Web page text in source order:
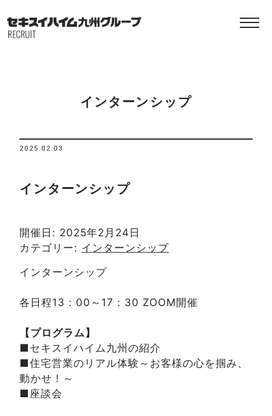
インターンシップ
2025.02.03
インターンシップ
開催日: 2025年2月24日
カテゴリー: インターンシップ
インターンシップ
各日程13：00～17：30 ZOOM開催
【プログラム】
■セキスイハイム九州の紹介
■住宅営業のリアル体験～お客様の心を掴み、
動かせ！～
■座談会